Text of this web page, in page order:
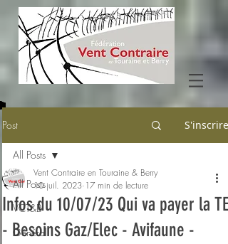
Post S'inscrire
All Posts
VCT&B
Général
All Posts
Infos du 10/07/23 Qui va payer la TE
- Besoins Gaz/Elec - Avifaune -
Vent Contraire en Touraine & Berry
10 juil. 2023 17 min de lecture